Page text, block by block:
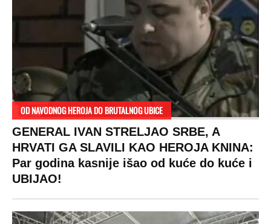
OD NAVODNOG HEROJA DO BRUTALNOG UBICE
GENERAL IVAN STRELJAO SRBE, A
HRVATI GA SLAVILI KAO HEROJA KNINA:
Par godina kasnije išao od kuće do kuće i
UBIJAO!